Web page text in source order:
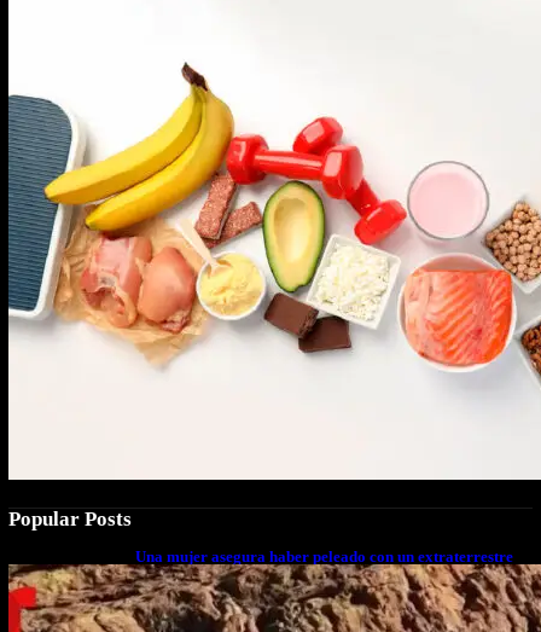
Popular Posts
Una mujer asegura haber peleado con un extraterrestre
cuerpo a cuerpo